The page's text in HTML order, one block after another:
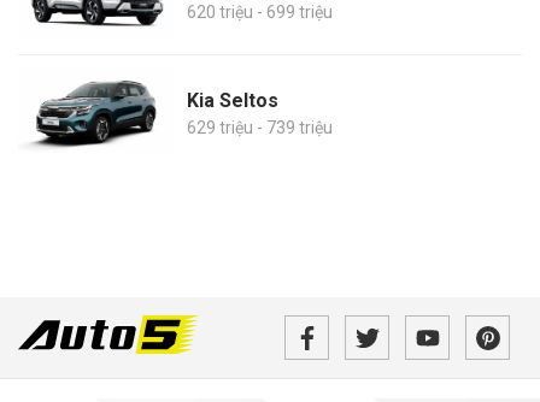
620 triệu - 699 triệu
Kia Seltos
629 triệu - 739 triệu